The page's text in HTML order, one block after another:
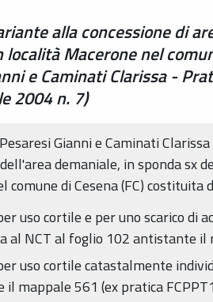
alla concessione di
Macerone nel
e Caminati Clarissa -
2004 n. 7)
Gianni e Caminati
demaniale, in sponda sx
comune di Cesena (FC) costituita
uso cortile e per uno scarico di
al NCT al foglio 102 antistante il
uso cortile catastalmente
mappale 561 (ex pratica